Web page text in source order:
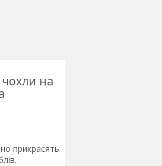
на
прикрасять